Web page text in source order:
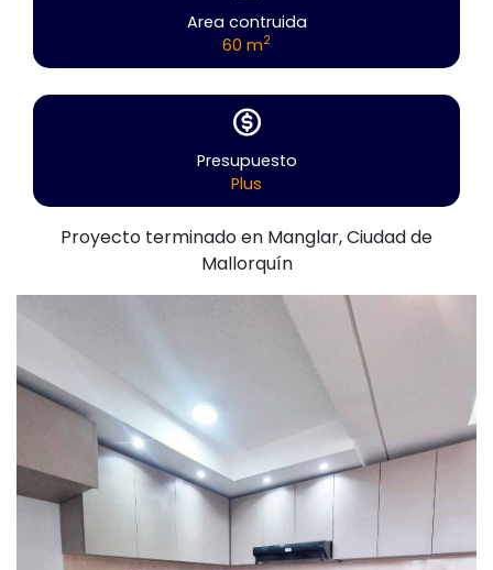
Area contruida
60 m2
Presupuesto
Plus
Proyecto terminado en Manglar, Ciudad de
Mallorquín